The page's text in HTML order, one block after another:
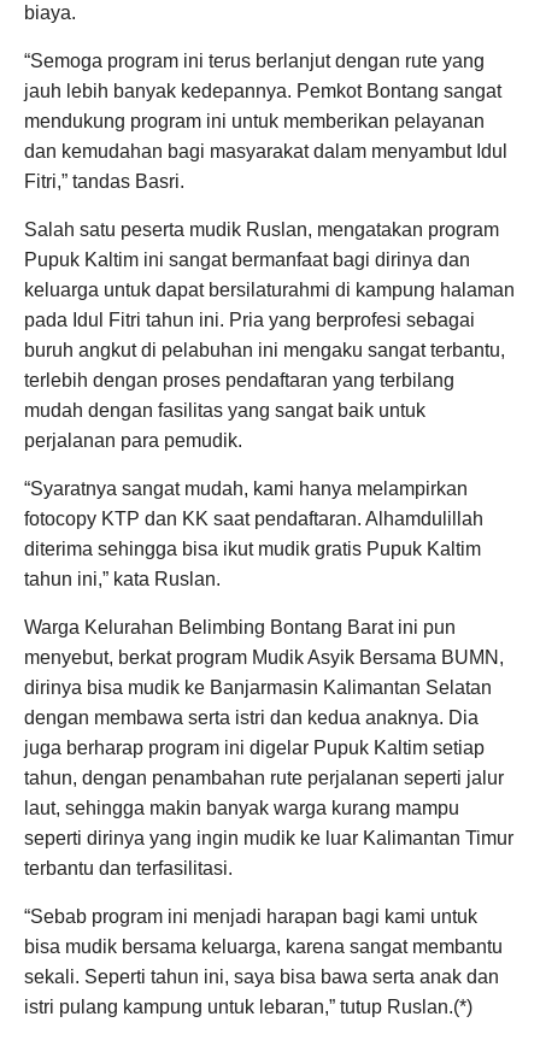
biaya.
“Semoga program ini terus berlanjut dengan rute yang
jauh lebih banyak kedepannya. Pemkot Bontang sangat
mendukung program ini untuk memberikan pelayanan
dan kemudahan bagi masyarakat dalam menyambut Idul
Fitri,” tandas Basri.
Salah satu peserta mudik Ruslan, mengatakan program
Pupuk Kaltim ini sangat bermanfaat bagi dirinya dan
keluarga untuk dapat bersilaturahmi di kampung halaman
pada Idul Fitri tahun ini. Pria yang berprofesi sebagai
buruh angkut di pelabuhan ini mengaku sangat terbantu,
terlebih dengan proses pendaftaran yang terbilang
mudah dengan fasilitas yang sangat baik untuk
perjalanan para pemudik.
“Syaratnya sangat mudah, kami hanya melampirkan
fotocopy KTP dan KK saat pendaftaran. Alhamdulillah
diterima sehingga bisa ikut mudik gratis Pupuk Kaltim
tahun ini,” kata Ruslan.
Warga Kelurahan Belimbing Bontang Barat ini pun
menyebut, berkat program Mudik Asyik Bersama BUMN,
dirinya bisa mudik ke Banjarmasin Kalimantan Selatan
dengan membawa serta istri dan kedua anaknya. Dia
juga berharap program ini digelar Pupuk Kaltim setiap
tahun, dengan penambahan rute perjalanan seperti jalur
laut, sehingga makin banyak warga kurang mampu
seperti dirinya yang ingin mudik ke luar Kalimantan Timur
terbantu dan terfasilitasi.
“Sebab program ini menjadi harapan bagi kami untuk
bisa mudik bersama keluarga, karena sangat membantu
sekali. Seperti tahun ini, saya bisa bawa serta anak dan
istri pulang kampung untuk lebaran,” tutup Ruslan.(*)